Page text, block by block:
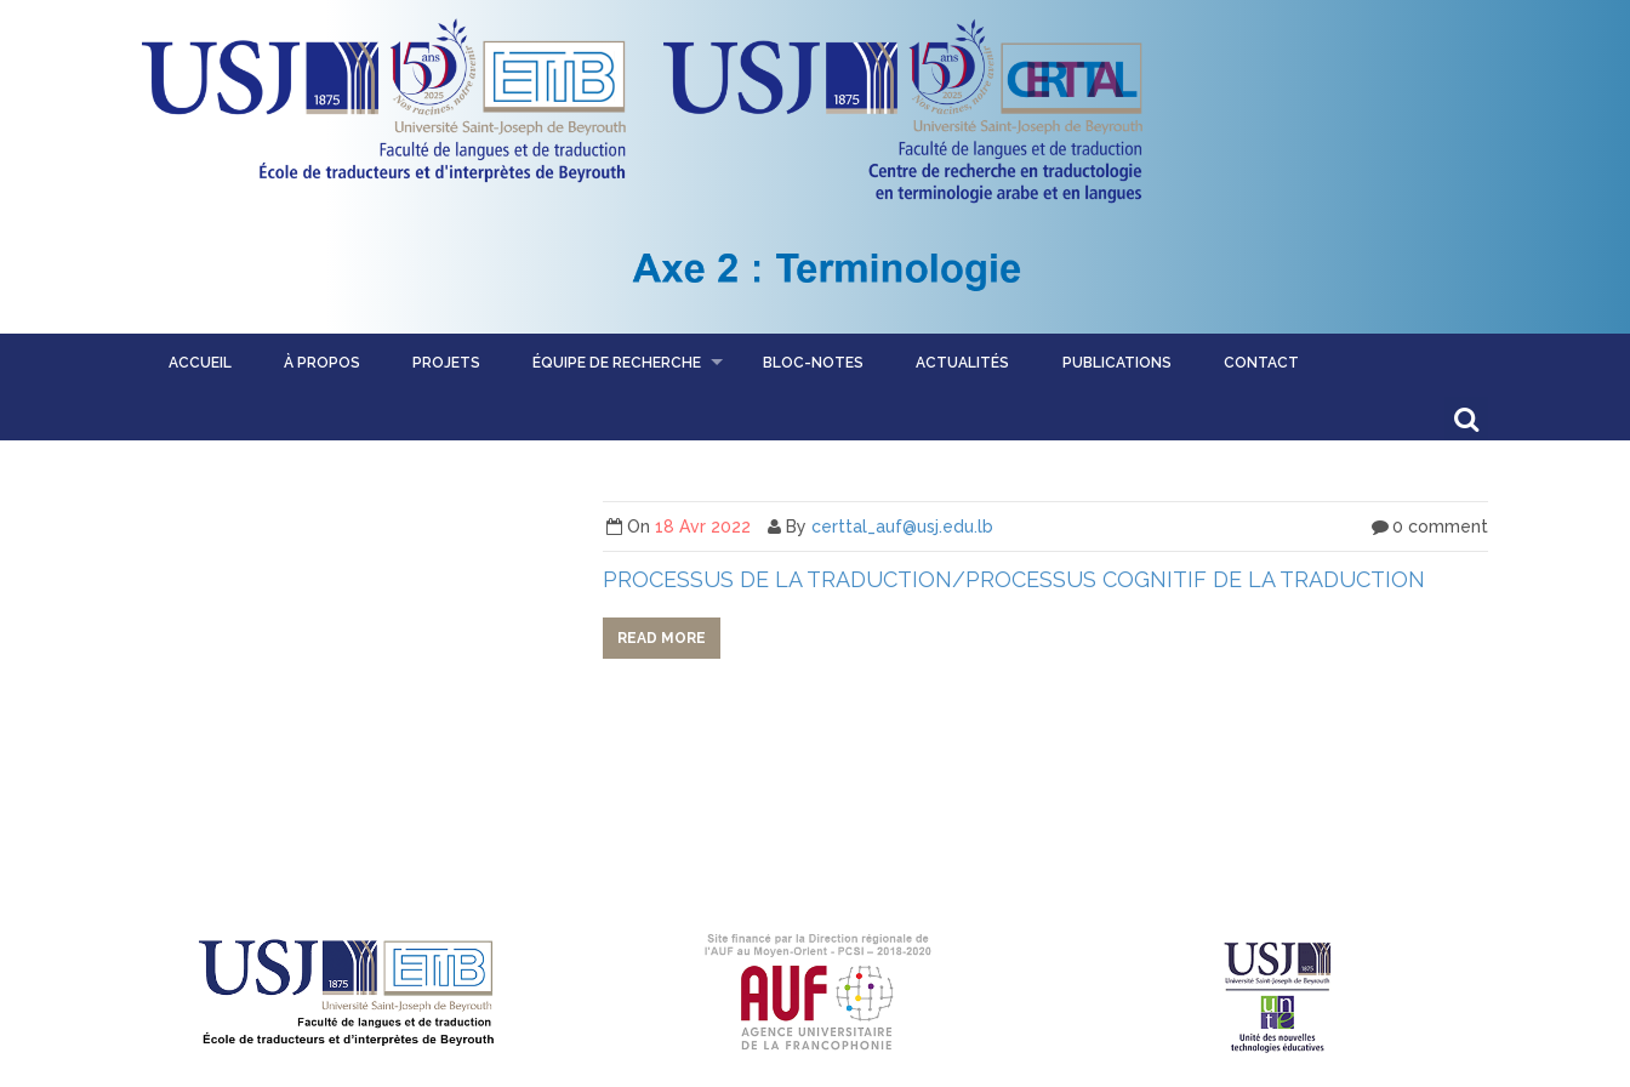
ACCUEIL À PROPOS PROJETS ÉQUIPE DE RECHERCHE BLOC-NOTES ACTUALITÉS PUBLICATIONS CONTACT
On 18 Avr 2022 Bycerttal_auf@usj.edu.lb 0 comment
PROCESSUS DE LA TRADUCTION/PROCESSUS COGNITIF DE LA TRADUCTION
READ MORE